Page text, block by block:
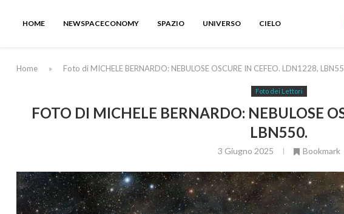
HOME NEWSPACECONOMY SPAZIO UNIVERSO CIELO
Home » Foto di MICHELE BERNARDO: NEBULOSE OSCURE IN CEFEO. LDN1228,
Foto dei Lettori
FOTO DI MICHELE BERNARDO: NEBULOSE
LBN550.
3 Giugno 2025 Bookmark